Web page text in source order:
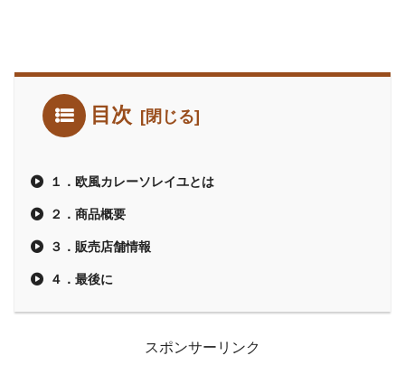
目次
１．欧風カレーソレイユとは
２．商品概要
３．販売店舗情報
４．最後に
スポンサーリンク